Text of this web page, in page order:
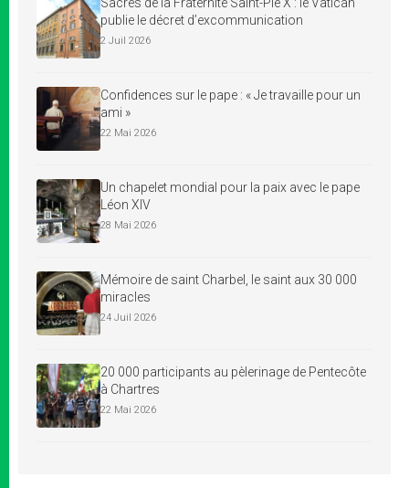
publie le décret d’excommunication
2 Juil 2026
Confidences sur le pape : « Je travaille pour un
ami »
22 Mai 2026
Un chapelet mondial pour la paix avec le pape
Léon XIV
28 Mai 2026
Mémoire de saint Charbel, le saint aux 30 000
miracles
24 Juil 2026
20 000 participants au pèlerinage de Pentecôte
à Chartres
22 Mai 2026